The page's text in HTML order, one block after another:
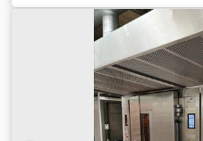
drev til at vippe kedlen
(mod merpris): - Afløb med
drivmekanisme til
af kogemediet (via digitalt
bulkmateriale (Foto viser et
ekskl. moms. Levering: Fra
fragtfirma er mulig mod